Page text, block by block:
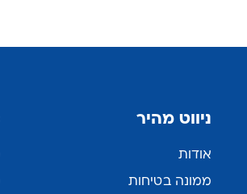
ניווט מהיר
אודות
ממונה בטיחות